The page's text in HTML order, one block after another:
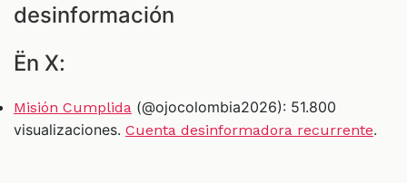
desinformación
Ën X:
Misión Cumplida (@ojocolombia2026): 51.800
visualizaciones. Cuenta desinformadora recurrente.